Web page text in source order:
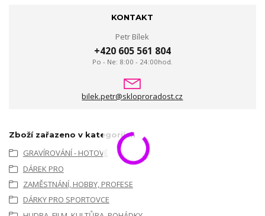
KONTAKT
Petr Bílek
+420 605 561 804
Po - Ne: 8:00 - 24:00hod.
bilek.petr@skloproradost.cz
Zboží zařazeno v kategoriích
GRAVÍROVÁNÍ - HOTOVÉ
DÁREK PRO
ZAMĚSTNÁNÍ, HOBBY, PROFESE
DÁRKY PRO SPORTOVCE